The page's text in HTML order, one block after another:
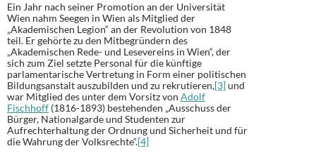
Ein Jahr nach seiner Promotion an der Universität
Wien nahm Seegen in Wien als Mitglied der
„Akademischen Legion“ an der Revolution von 1848
teil. Er gehörte zu den Mitbegründern des
„Akademischen Rede- und Lesevereins in Wien“, der
sich zum Ziel setzte Personal für die künftige
parlamentarische Vertretung in Form einer politischen
Bildungsanstalt auszubilden und zu rekrutieren,[3]und
war Mitglied des unter dem Vorsitz von Adolf
Fischhoff (1816-1893) bestehenden „Ausschuss der
Bürger, Nationalgarde und Studenten zur
Aufrechterhaltung der Ordnung und Sicherheit und für
die Wahrung der Volksrechte“.[4]